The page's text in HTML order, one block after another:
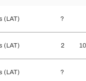
(LAT) ?
(LAT) 2
(LAT) ?